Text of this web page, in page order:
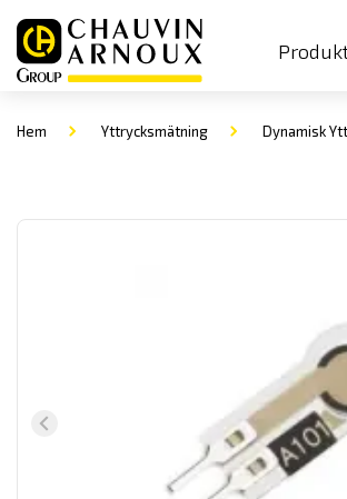
Hem Yttrycksmätning Dynamisk